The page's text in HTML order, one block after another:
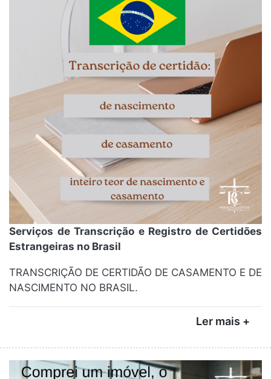
Serviços de Transcrição e Registro de Certidões
Estrangeiras no Brasil
TRANSCRIÇÃO DE CERTIDÃO DE CASAMENTO E DE
NASCIMENTO NO BRASIL.
Ler mais +